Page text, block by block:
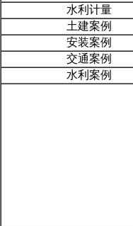
水利计量
土建案例
安装案例
交通案例
水利案例